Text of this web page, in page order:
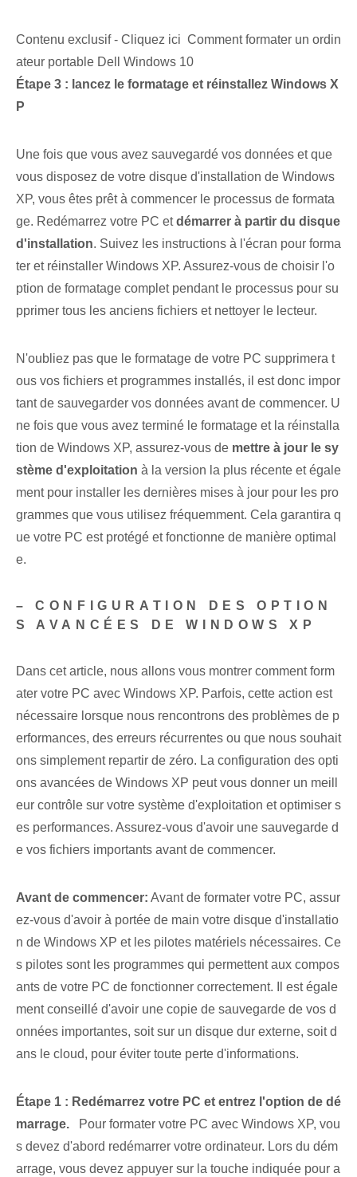
Contenu exclusif - Cliquez ici Comment formater un ordin
ateur portable Dell Windows 10
Étape 3 : lancez le formatage et réinstallez Windows X
P
Une fois que vous avez sauvegardé vos données et que
vous disposez de votre disque d'installation de Windows
XP, vous êtes prêt à commencer le processus de formata
ge. Redémarrez votre PC etdémarrer à partir du disque
d'installation⁢.‍ Suivez les instructions à l'écran pour⁢ forma
ter et réinstaller Windows XP. ⁢Assurez-vous de choisir l'o
ption de formatage complet ‌pendant⁢ le processus pour su
pprimer tous les anciens fichiers et nettoyer le lecteur.
N'oubliez pas que le formatage de votre PC supprimera t
ous vos fichiers et programmes installés, il est donc impor
tant de sauvegarder vos données avant de commencer. U
ne fois que vous avez terminé le formatage et la réinstalla
tion de Windows XP, assurez-vous de mettre à jour le sy
stème d'exploitation à la version la plus récente et égale
ment pour installer les dernières mises à jour pour les pro
grammes que vous utilisez fréquemment. Cela garantira ‌q
ue votre PC est⁤ protégé et⁤ fonctionne de manière optimal
e.
– CONFIGURATION DES OPTION
S AVANCÉES DE ‌WINDOWS XP
Dans cet article, nous allons vous montrer comment form
ater votre PC avec Windows XP. Parfois, cette action est
nécessaire lorsque nous rencontrons des problèmes de p
erformances, des erreurs récurrentes ou que nous souhait
ons simplement repartir de zéro. La configuration des opti
ons avancées de Windows XP peut vous donner un meill
eur contrôle sur votre système d'exploitation et optimiser s
es performances. Assurez-vous d'avoir une sauvegarde‌ d
e vos fichiers importants avant de commencer.
Avant de commencer: Avant de formater votre PC, assur
ez-vous d'avoir à portée de main votre disque d'installatio
n de Windows XP et les pilotes matériels nécessaires. ‌Ce
s pilotes ⁤sont les programmes‍ qui permettent aux compos
ants de votre PC de fonctionner correctement. Il est égale
ment conseillé d'avoir une copie de sauvegarde de vos d
onnées importantes, soit sur un disque dur externe, soit d
ans le cloud, pour éviter toute perte d'informations.
Étape 1 : Redémarrez votre PC et entrez l'option de dé
marrage. ⁣ ⁣ Pour formater votre PC avec Windows XP, vou
s devez d'abord redémarrer votre ordinateur. Lors du dém
arrage, vous devez appuyer sur la touche indiquée pour a